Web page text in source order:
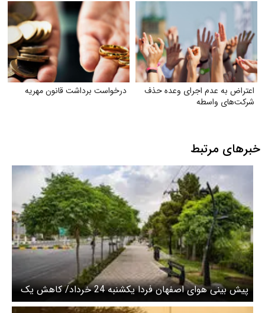
اعتراض به عدم اجرای وعده حذف
شرکت‌های واسطه
درخواست برداشت قانون مهریه
خبرهای مرتبط
پیش بینی هوای اصفهان فردا یکشنبه 24 خرداد/ کاهش یک
تا ۲ درجه‌ای دما